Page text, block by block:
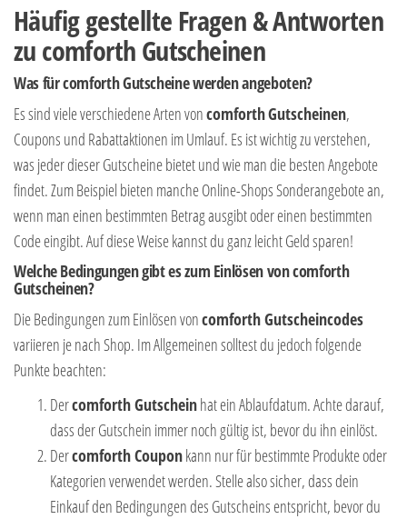
Häufig gestellte Fragen & Antworten
zucomforthGutscheinen
Was fürcomforthGutscheine werden angeboten?
Es sind viele verschiedene Arten voncomforthGutscheinen,
Coupons und Rabattaktionen im Umlauf. Es ist wichtig zu verstehen,
was jeder dieser Gutscheine bietet und wie man die besten Angebote
findet. Zum Beispiel bieten manche Online-Shops Sonderangebote an,
wenn man einen bestimmten Betrag ausgibt oder einen bestimmten
Code eingibt. Auf diese Weise kannst du ganz leicht Geld sparen!
Welche Bedingungen gibt es zum Einlösen voncomforth
Gutscheinen?
Die Bedingungen zum Einlösen voncomforth Gutscheincodes
variieren je nach Shop. Im Allgemeinen solltest du jedoch folgende
Punkte beachten:
Dercomforth Gutscheinhat ein Ablaufdatum. Achte darauf,
dass der Gutschein immer noch gültig ist, bevor du ihn einlöst.
DercomforthCouponkann nur für bestimmte Produkte oder
Kategorien verwendet werden. Stelle also sicher, dass dein
Einkauf den Bedingungen des Gutscheins entspricht, bevor du